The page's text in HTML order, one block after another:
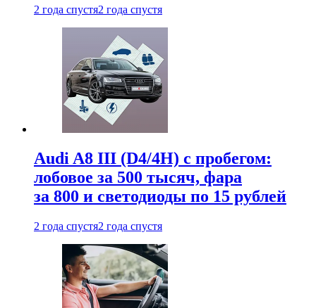
2 года спустя2 года спустя
Audi A8 III (D4/4H) c пробегом:
лобовое за 500 тысяч, фара
за 800 и светодиоды по 15 рублей
2 года спустя2 года спустя